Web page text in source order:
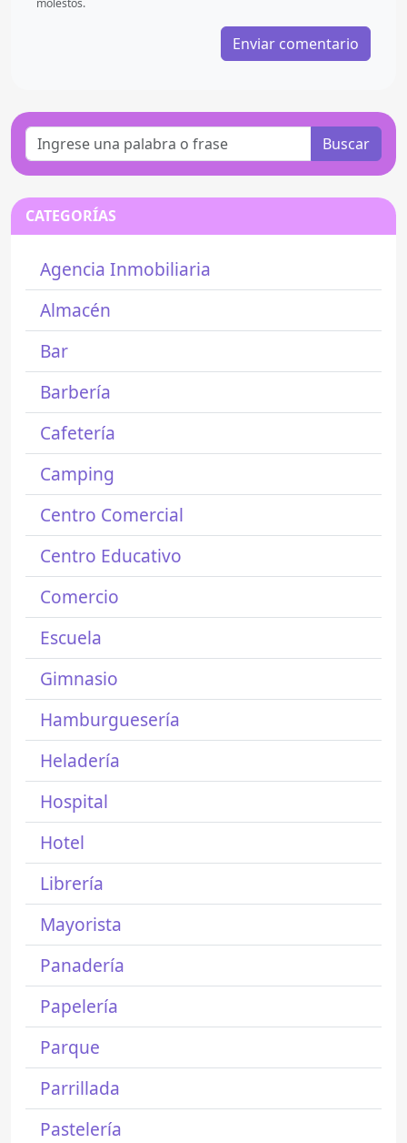
molestos.
Buscar
CATEGORÍAS
Agencia Inmobiliaria
Almacén
Bar
Barbería
Cafetería
Camping
Centro Comercial
Centro Educativo
Comercio
Escuela
Gimnasio
Hamburguesería
Heladería
Hospital
Hotel
Librería
Mayorista
Panadería
Papelería
Parque
Parrillada
Pastelería